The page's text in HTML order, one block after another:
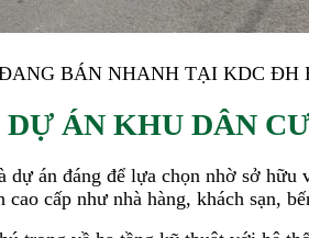
BÁN NHANH TẠI KDC ĐH
ÁN KHU DÂN
dự án đáng để lựa chọn nhờ sở
cấp như nhà hàng, khách sạn,